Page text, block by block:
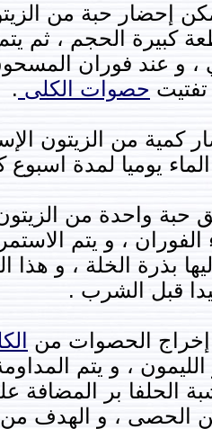
إحضار حبة من
كبيرة الحجم ، ثم
حصوات الكلى .
الماء يوميا لمدة
واحدة من الزيتون
بذرة الخلة ، و
قبل الشرب .
الحصوات من
الليمون ، و يتم
الحلفا بر المضافة
الحصى ، و الهدف